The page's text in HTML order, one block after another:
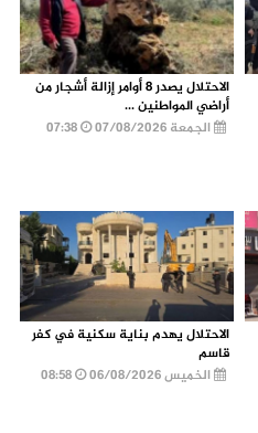
الاحتلال يصدر 8 أوامر إزالة أشجار من
أراضي المواطنين ...
الجمعة 07/08/2026
07:38
الاحتلال يهدم بناية سكنية في كفر
قاسم
الخميس 06/08/2026
08:58